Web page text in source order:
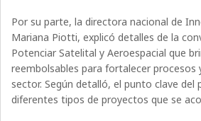
Por su parte, la directora nacional de
Mariana Piotti, explicó detalles de la
Potenciar Satelital y Aeroespacial que
reembolsables para fortalecer procesos
sector. Según detalló, el punto clave del
diferentes tipos de proyectos que se